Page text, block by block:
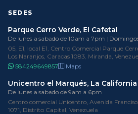
SEDES
Parque Cerro Verde, El Cafetal
De lunes a sabado de 10am a 7pm |
05, E1, local E1, Centro Comercial Parque
Los Naranjos, Caracas 1083, Miranda,
584249649857
Maps
Unicentro el Marqués, La California
De lunes a sabado de 9am a 6pm
Centro comercial Unicentro, Avenida
1071, Distrito Capital, Venezuela